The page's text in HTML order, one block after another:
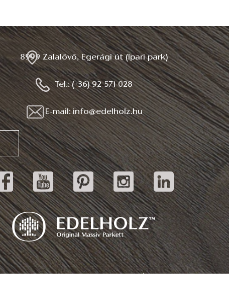
8999 Zalalövő, Egerági út (Ipari park)
Tel.: (+36) 92 571 028
E-mail: info@edelholz.hu